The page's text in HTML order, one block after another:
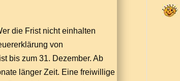
die Frist nicht einhalten
von
bis zum 31. Dezember. Ab
länger Zeit. Eine freiwillige